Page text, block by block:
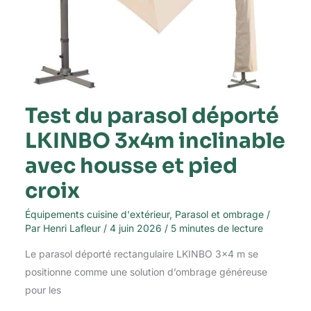
Test du parasol déporté
LKINBO 3x4m inclinable
avec housse et pied
croix
Équipements cuisine d'extérieur, Parasol et ombrage/
Par Henri Lafleur / 4 juin 2026 / 5 minutes de lecture
Le parasol déporté rectangulaire LKINBO 3×4 m se
positionne comme une solution d’ombrage généreuse
pour les
croix